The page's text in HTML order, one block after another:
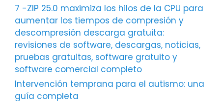
7 -ZIP 25.0 maximiza los hilos de la CPU para
aumentar los tiempos de compresión y
descompresión descarga gratuita:
revisiones de software, descargas, noticias,
pruebas gratuitas, software gratuito y
software comercial completo
Intervención temprana para el autismo: una
guía completa